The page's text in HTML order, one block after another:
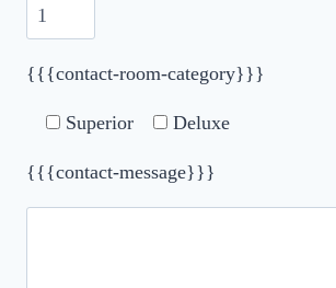
{{{contact-room-category}}}
Superior Deluxe
{{{contact-message}}}